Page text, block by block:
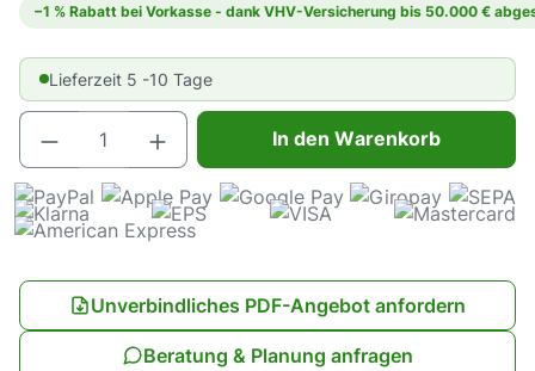
−1 % Rabatt bei Vorkasse - dank VHV-Versicherung bis 50.000 €
Lieferzeit 5 -10 Tage
Produkt Anzahl: Gib den gewünschten
In den Warenkorb
Unverbindliches PDF-Angebot anfordern
Beratung & Planung anfragen